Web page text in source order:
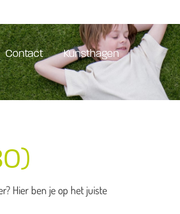
Contact Kunsthagen
Hier ben je op het juiste